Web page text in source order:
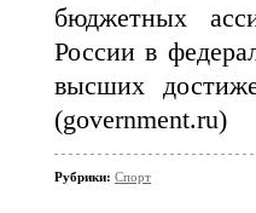
бюджетных
России в
высших
(government.ru)
Рубрики: Спорт